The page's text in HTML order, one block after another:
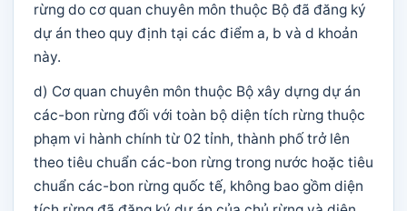
rừng do cơ quan chuyên môn thuộc Bộ đã đăng ký
dự án theo quy định tại các điểm a, b và d khoản
này.
d) Cơ quan chuyên môn thuộc Bộ xây dựng dự án
các-bon rừng đối với toàn bộ diện tích rừng thuộc
phạm vi hành chính từ 02 tỉnh, thành phố trở lên
theo tiêu chuẩn các-bon rừng trong nước hoặc tiêu
chuẩn các-bon rừng quốc tế, không bao gồm diện